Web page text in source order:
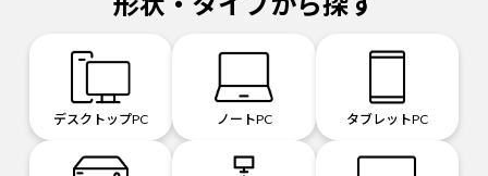
デスクトップPC ノートPC タブレットPC